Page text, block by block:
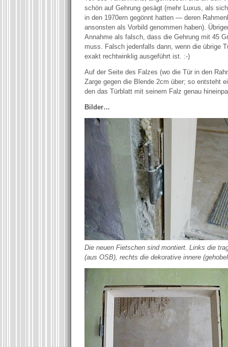
schön auf Gehrung gesägt (mehr Luxus, als
in den 1970ern gegönnt hatten — deren
ansonsten als Vorbild genommen haben).
Annahme als falsch, dass die Gehrung mit 45
muss. Falsch jedenfalls dann, wenn die übrige
exakt rechtwinklig ausgeführt ist. :-)
Auf der Seite des Falzes (wo die Tür in den
Zarge gegen die Blende 2cm über; so entsteht
den das Türblatt mit seinem Falz genau
Bilder…
Die neuen Fietschen sind montiert. Links die
(aus OSB), rechts die dekorative innere